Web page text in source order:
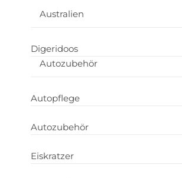
Australien
Digeridoos
Autozubehör
Autopflege
Autozubehör
Eiskratzer